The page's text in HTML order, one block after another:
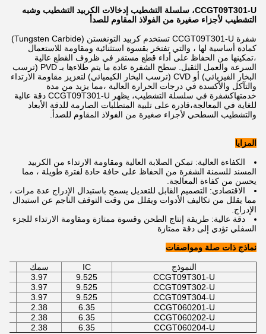
CCGT09T301-U، سلسلة التشطيب إدخالات الكربيد التشطيب وشبه
التشطيب لأجزاء صغيرة من الفولاذ المقاوم للصدأ
شفرة CCGT09T301-U تستخدم كربيد التونغستن (Tungsten Carbide)
كمادة أساسية لها ، والتي تفتخر بقسوة استثنائية ومقاومة للاستعمال
،تمكينها من الحفاظ على أداء قطع مستقر في ظروف القطع عالية
السرعة والعمل الثقيل. سطح الشفرة عادة ما يتم طلاءها بـ PVD (ترسب
البخار الفيزيائي) أو CVD (ترسب البخار الكيميائي) لتعزيز مقاومة الارتداء
والتآكل والأكسدة في درجات الحرارة العالية ،مما يزيد من مدة
خدمتهاكشفرة في سلسلة التشطيب، يظهر CCGT09T301-U دقة عالية
للغاية في المعالجة،قادرة على تلبية المتطلبات الصارمة للدقة الأبعاد
والتشطيب السطحي لأجزاء صغيرة من الفولاذ المقاوم للصدأ.
المزايا
الكفاءة العالية: تمكن الصلابة العالية ومقاومة الارتداء من الكربيد
المسند للسمنة الشفرة من الحفاظ على حافة حادة لفترة طويلة ، مما
يحسن من كفاءة المعالجة.
الاقتصادي: التصميم القابل للتعديل يسمح باستبدال الإدراج عدة مرات ،
مما يقلل من تكاليف الأدوات ويقلل من وقت التوقف الناجم عن استبدال
الإدراج.
دقة عالية: طريقة إنتاج الطحن وقسوة ممتازة ومقاومة الارتداء للجزء
السفلي تؤدي إلى دقة ممتازة
نماذج ذات صلة ومواصفات
النموذج IC
سمك
CCGT09T301-U
9.525
3.97
CCGT09T302-U
9.525
3.97
CCGT09T304-U
9.525
3.97
CCGT060201-U
6.35
2.38
CCGT060202-U
6.35
2.38
CCGT060204-U
6.35
2.38